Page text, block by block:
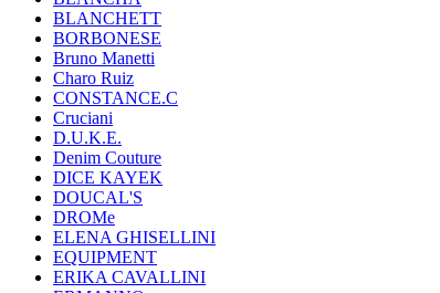
BLANCHETT
BORBONESE
Bruno Manetti
Charo Ruiz
CONSTANCE.C
Cruciani
D.U.K.E.
Denim Couture
DICE KAYEK
DOUCAL'S
DROMe
ELENA GHISELLINI
EQUIPMENT
ERIKA CAVALLINI